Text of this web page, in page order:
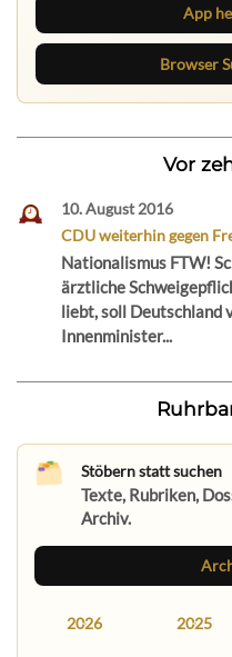
App
Browser
Vor
10. August 2016
CDU weiterhin gegen
Nationalismus FTW!
ärztliche
liebt, soll Deutschland
Innenminister...
Stöbern statt suchen
Texte, Rubriken,
Archiv.
2026 2025